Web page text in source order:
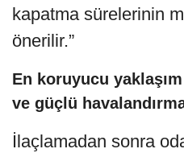
kapatma sürelerinin
önerilir.”
En koruyucu
ve güçlü
İlaçlamadan sonra